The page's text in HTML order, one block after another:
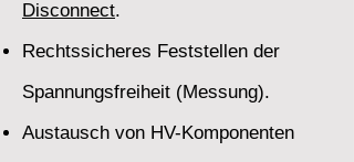
Disconnect.
Rechtssicheres Feststellen der
Spannungsfreiheit (Messung).
Austausch von HV-Komponenten